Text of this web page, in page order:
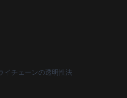
イチェーンの透明性法